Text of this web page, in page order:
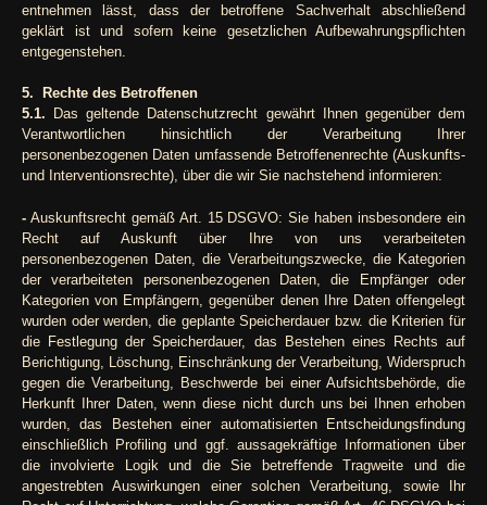
entnehmen lässt, dass der betroffene Sachverhalt abschließend
geklärt ist und sofern keine gesetzlichen Aufbewahrungspflichten
entgegenstehen.
5. Rechte des Betroffenen
5.1. Das geltende Datenschutzrecht gewährt Ihnen gegenüber dem
Verantwortlichen hinsichtlich der Verarbeitung Ihrer
personenbezogenen Daten umfassende Betroffenenrechte (Auskunfts-
und Interventionsrechte), über die wir Sie nachstehend informieren:
- Auskunftsrecht gemäß Art. 15 DSGVO: Sie haben insbesondere ein
Recht auf Auskunft über Ihre von uns verarbeiteten
personenbezogenen Daten, die Verarbeitungszwecke, die Kategorien
der verarbeiteten personenbezogenen Daten, die Empfänger oder
Kategorien von Empfängern, gegenüber denen Ihre Daten offengelegt
wurden oder werden, die geplante Speicherdauer bzw. die Kriterien für
die Festlegung der Speicherdauer, das Bestehen eines Rechts auf
Berichtigung, Löschung, Einschränkung der Verarbeitung, Widerspruch
gegen die Verarbeitung, Beschwerde bei einer Aufsichtsbehörde, die
Herkunft Ihrer Daten, wenn diese nicht durch uns bei Ihnen erhoben
wurden, das Bestehen einer automatisierten Entscheidungsfindung
einschließlich Profiling und ggf. aussagekräftige Informationen über
die involvierte Logik und die Sie betreffende Tragweite und die
angestrebten Auswirkungen einer solchen Verarbeitung, sowie Ihr